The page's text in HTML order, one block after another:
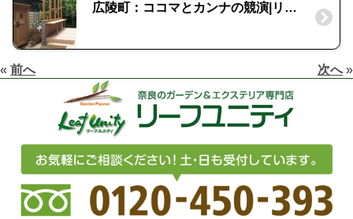
広陵町：ココマとカンナの競演|リビングガーデン事例
« 前へ 次へ»